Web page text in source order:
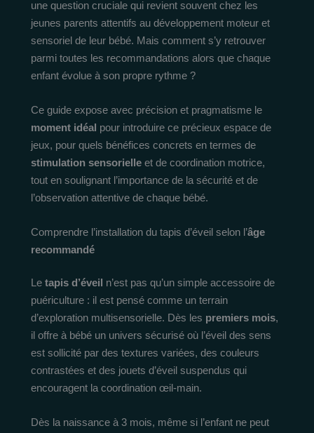
une question cruciale qui revient souvent chez les
jeunes parents attentifs au développement moteur et
sensoriel de leur bébé. Mais comment s’y retrouver
parmi toutes les recommandations alors que chaque
enfant évolue à son propre rythme ?
Ce guide expose avec précision et pragmatisme le
moment idéal pour introduire ce précieux espace de
jeux, pour quels bénéfices concrets en termes de
stimulation sensorielle et de coordination motrice,
tout en soulignant l’importance de la sécurité et de
l’observation attentive de chaque bébé.
Comprendre l’installation du tapis d’éveil selon l’âge
recommandé
Le tapis d’éveil n’est pas qu’un simple accessoire de
puériculture : il est pensé comme un terrain
d’exploration multisensorielle. Dès les premiers mois,
il offre à bébé un univers sécurisé où l’éveil des sens
est sollicité par des textures variées, des couleurs
contrastées et des jouets d’éveil suspendus qui
encouragent la coordination œil-main.
Dès la naissance à 3 mois, même si l’enfant ne peut